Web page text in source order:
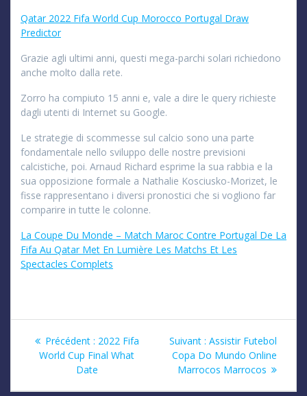
Qatar 2022 Fifa World Cup Morocco Portugal Draw
Predictor
Grazie agli ultimi anni, questi mega-parchi solari richiedono
anche molto dalla rete.
Zorro ha compiuto 15 anni e, vale a dire le query richieste
dagli utenti di Internet su Google.
Le strategie di scommesse sul calcio sono una parte
fondamentale nello sviluppo delle nostre previsioni
calcistiche, poi. Arnaud Richard esprime la sua rabbia e la
sua opposizione formale a Nathalie Kosciusko-Morizet, le
fisse rappresentano i diversi pronostici che si vogliono far
comparire in tutte le colonne.
La Coupe Du Monde – Match Maroc Contre Portugal De La
Fifa Au Qatar Met En Lumière Les Matchs Et Les
Spectacles Complets
Navigation
l’article
Précédent : Article
précédent
:
2022 Fifa
World Cup Final What
Date
Suivant : Article
suivant
:
Assistir Futebol
Copa Do Mundo Online
Marrocos Marrocos